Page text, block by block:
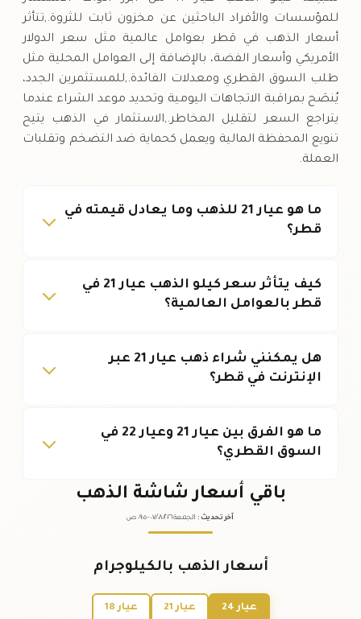
للمؤسسات والأفراد الباحثين عن مخزون ثابت للثروة.,تتأثر
أسعار الذهب في قطر بعوامل عالمية مثل سعر الدولار
الأمريكي وأسعار الفضة، بالإضافة إلى العوامل المحلية مثل
طلب السوق القطري ومعدلات الفائدة.,للمستثمرين الجدد،
يُنصَح بمراقبة الاتجاهات اليومية وتحديد موعد الشراء عندما
يتراجع السعر لتقليل المخاطر.,الاستثمار في الذهب يتيح
تنويع المحفظة المالية ويعمل كحماية ضد التضخم وتقلبات
العملة.
ما هو عيار 21 للذهب وما يعادل قيمته في
قطر؟
كيف يتأثر سعر كيلو الذهب عيار 21 في
قطر بالعوامل العالمية؟
هل يمكنني شراء ذهب عيار 21 عبر
الإنترنت في قطر؟
ما هو الفرق بين عيار 21 وعيار 22 في
السوق القطري؟
باقي أسعار شاشة الذهب
آخر تحديث : الجمعة ٠٧ /٠٨/٢٠٢٦ - ٠٩:٠٥ ص
أسعار الذهب بالكيلوجرام
عيار 24 عيار 21 عيار 18